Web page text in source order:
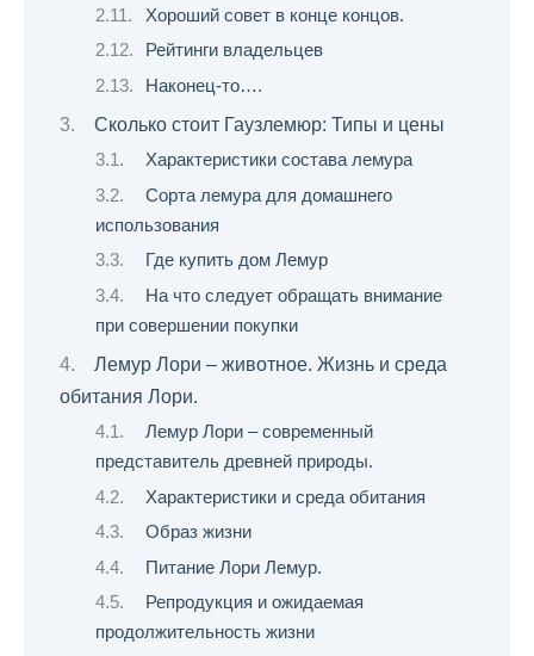
Хороший совет в конце концов.
Рейтинги владельцев
Наконец-то….
Сколько стоит Гаузлемюр: Типы и цены
Характеристики состава лемура
Сорта лемура для домашнего
использования
Где купить дом Лемур
На что следует обращать внимание
при совершении покупки
Лемур Лори – животное. Жизнь и среда
обитания Лори.
Лемур Лори – современный
представитель древней природы.
Характеристики и среда обитания
Образ жизни
Питание Лори Лемур.
Репродукция и ожидаемая
продолжительность жизни